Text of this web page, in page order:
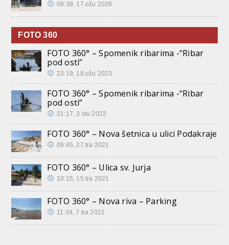
08:39, 17.ožu 2026
FOTO 360
FOTO 360° – Spomenik ribarima -“Ribar
pod osti”
23:19, 18.ožu 2023
FOTO 360° – Spomenik ribarima -“Ribar
pod osti”
21:17, 3.stu 2022
FOTO 360° – Nova šetnica u ulici Podakraje
09:45, 27.tra 2021
FOTO 360° – Ulica sv. Jurja
10:15, 15.tra 2021
FOTO 360° – Nova riva – Parking
11:34, 7.tra 2021